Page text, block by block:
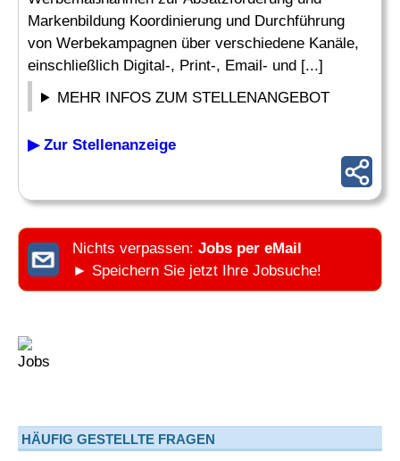
Markenbildung Koordinierung und Durchführung
von Werbekampagnen über verschiedene Kanäle,
einschließlich Digital-, Print-, Email- und [...]
MEHR INFOS ZUM STELLENANGEBOT
▶ Zur Stellenanzeige
Nichts verpassen: Jobs per eMail
► Speichern Sie jetzt Ihre Jobsuche!
HÄUFIG GESTELLTE FRAGEN